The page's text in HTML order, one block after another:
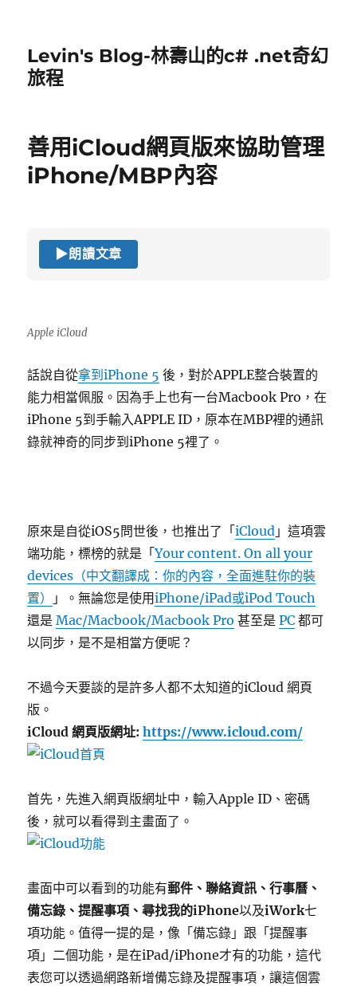
Levin's Blog-林壽山的c# .net奇幻
旅程
善用iCloud網頁版來協助管理
iPhone/MBP內容
▶朗讀文章
Apple iCloud
話說自從拿到iPhone 5 後，對於APPLE整合裝置的
能力相當佩服。因為手上也有一台Macbook Pro，在
iPhone 5到手輸入APPLE ID，原本在MBP裡的通訊
錄就神奇的同步到iPhone 5裡了。
原來是自從iOS5問世後，也推出了「iCloud 」這項雲
端功能，標榜的就是「Your content. On all your
devices（中文翻譯成：你的內容，全面進駐你的裝
置）
」。無論您是使用iPhone/iPad或iPod Touch
還是Mac/Macbook/Macbook Pro 甚至是PC 都可
以同步，是不是相當方便呢？
不過今天要談的是許多人都不太知道的iCloud 網頁
版。
iCloud 網頁版網址:https://www.icloud.com/
首先，先進入網頁版網址中，輸入Apple ID、密碼
後，就可以看得到主畫面了。
畫面中可以看到的功能有郵件、聯絡資訊、行事曆、
備忘錄、提醒事項、尋找我的iPhone以及iWork七
項功能。值得一提的是，像「備忘錄」跟「提醒事
項」二個功能，是在iPad/iPhone才有的功能，這代
表您可以透過網路新增備忘錄及提醒事項，讓這個雲